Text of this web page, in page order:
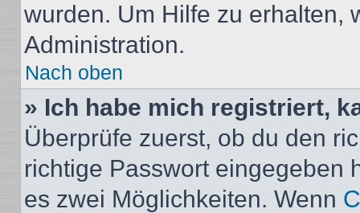
wurden. Um Hilfe zu erhalten,
Administration.
Nach oben
» Ich habe mich registriert,
Überprüfe zuerst, ob du den
richtige Passwort eingegeben
es zwei Möglichkeiten. Wenn